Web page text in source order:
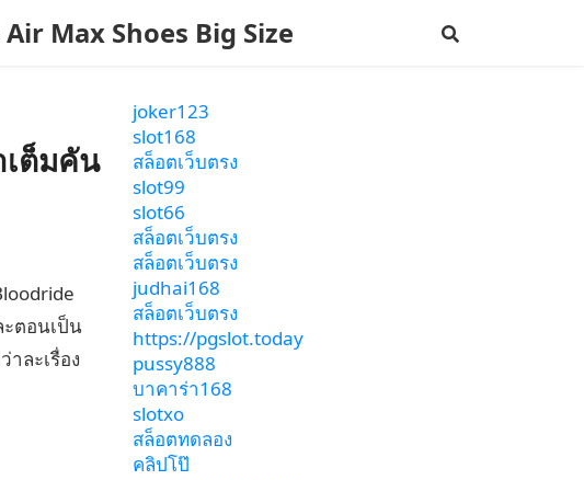
Max Shoes Big Size
ต็มคัน
ะตอนเป็น
ละเรื่อง
joker123
slot168
สล็อตเว็บตรง
slot99
slot66
สล็อตเว็บตรง
สล็อตเว็บตรง
judhai168
สล็อตเว็บตรง
https://pgslot.today
pussy888
บาคาร่า168
slotxo
สล็อตทดลอง
คลิปโป๊